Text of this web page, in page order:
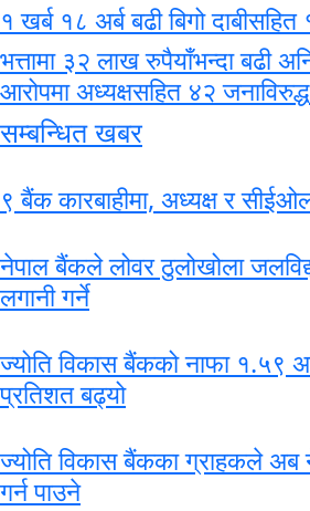
१ खर्ब १८ अर्ब बढी बिगो दाबीसहित
भत्तामा ३२ लाख रुपैयाँभन्दा बढी
आरोपमा अध्यक्षसहित ४२ जनाविरुद्ध
सम्बन्धित खबर
९ बैंक कारबाहीमा, अध्यक्ष र
नेपाल बैंकले लोवर ठुलोखोला
लगानी गर्ने
ज्योति विकास बैंकको नाफा १.५९
प्रतिशत बढ्यो
ज्योति विकास बैंकका ग्राहकले अब
गर्न पाउने